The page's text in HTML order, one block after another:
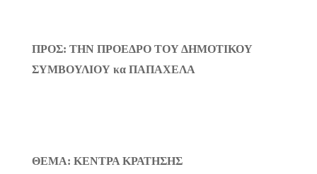
ΠΡΟΣ: ΤΗΝ ΠΡΟΕΔΡΟ ΤΟΥ ΔΗΜΟΤΙΚΟΥ
ΣΥΜΒΟΥΛΙΟΥ κα ΠΑΠΑΧΕΛΑ
ΘΕΜΑ: ΚΕΝΤΡΑ ΚΡΑΤΗΣΗΣ